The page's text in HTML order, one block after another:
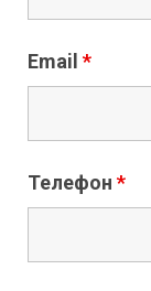
Email *
Телефон *